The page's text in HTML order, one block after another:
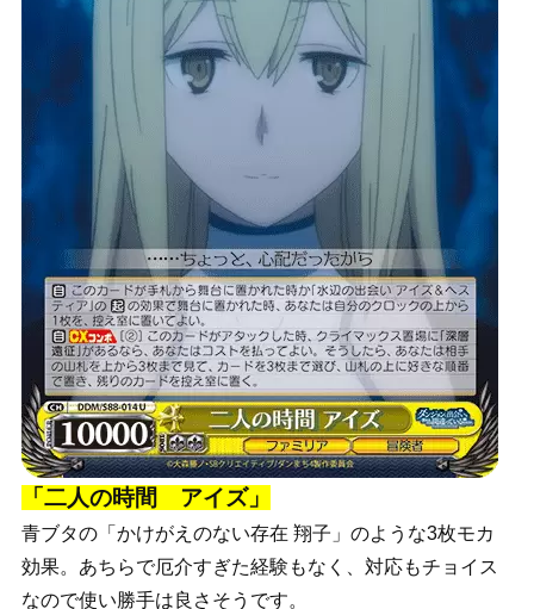
「二人の時間 アイズ」
青ブタの「かけがえのない存在 翔子」のような3枚モカ
効果。あちらで厄介すぎた経験もなく、対応もチョイス
なので使い勝手は良さそうです。